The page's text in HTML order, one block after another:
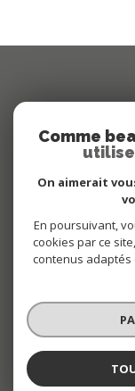
© 2026 | TOUS
Comme
On aimerait
En poursuivant,
cookies par ce
contenus adaptés